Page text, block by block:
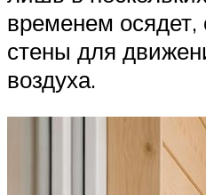
временем осядет,
стены для
воздуха.